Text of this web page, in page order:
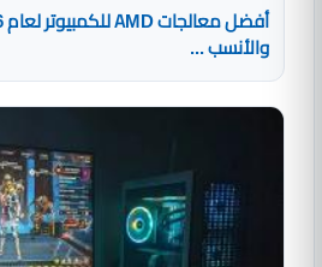
والأنسب ...